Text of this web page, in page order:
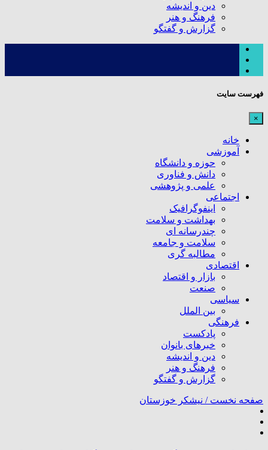
دین و اندیشه
فرهنگ و هنر
گزارش و گفتگو
فهرست سایت
×
خانه
آموزشی
حوزه و دانشگاه
دانش و فناوری
علمی و پژوهشی
اجتماعی
اینفوگرافیک
بهداشت و سلامت
چندرسانه ای
سلامت و جامعه
مطالبه گری
اقتصادی
بازار و اقتصاد
صنعت
سیاسی
بین الملل
فرهنگی
پادکست
خبرهای بانوان
دین و اندیشه
فرهنگ و هنر
گزارش و گفتگو
صفحه نخست / نیشکر خوزستان